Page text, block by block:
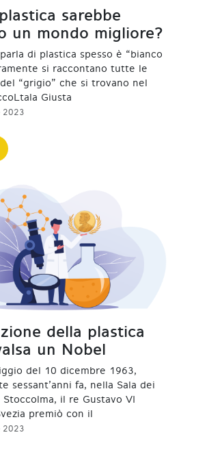
sarebbe
un mondo migliore?
di plastica spesso è “bianco
si raccontano tutte le
“grigio” che si trovano nel
Giusta
2023
della plastica
un Nobel
del 10 dicembre 1963,
sessant’anni fa, nella Sala dei
il re Gustavo VI
premiò con il
2023